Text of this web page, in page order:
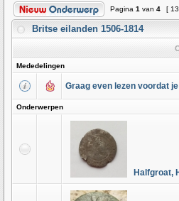
Pagina 1 van 4 [
Britse eilanden 1506-1814
Mededelingen
Graag even lezen voordat
Onderwerpen
Halfgroat,